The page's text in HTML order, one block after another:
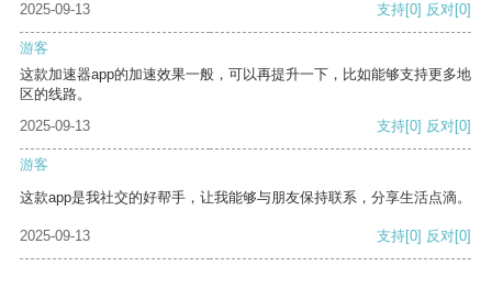
2025-09-13
支持[0] 反对[0]
游客
这款加速器app的加速效果一般，可以再提升一下，比如能够支持更多地
区的线路。
2025-09-13
支持[0] 反对[0]
游客
这款app是我社交的好帮手，让我能够与朋友保持联系，分享生活点滴。
2025-09-13 支持[0] 反对[0]